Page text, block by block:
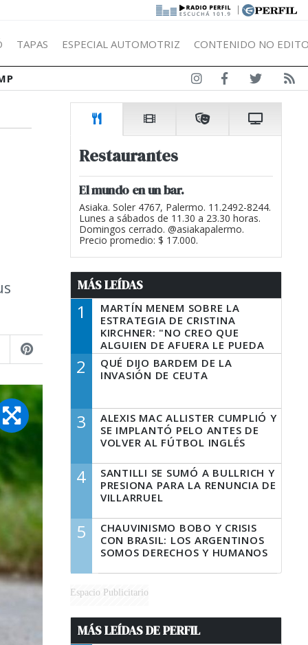
|
TAPAS ESPECIAL AUTOMOTRIZ CONTENIDO NO
Restaurantes
El mundo en un bar.
Asiaka. Soler 4767, Palermo. 11.2492-8244.
Lunes a sábados de 11.30 a 23.30 horas.
Domingos cerrado. @asiakapalermo.
Precio promedio: $ 17.000.
MÁS LEÍDAS
1
MARTÍN MENEM SOBRE LA
ESTRATEGIA DE CRISTINA
KIRCHNER: "NO CREO QUE
ALGUIEN DE AFUERA LE PUEDA
DECIR A LA JUSTICIA LO QUE
TIENE QUE HACER"
2
QUÉ DIJO BARDEM DE LA
INVASIÓN DE CEUTA
3
ALEXIS MAC ALLISTER CUMPLIÓ Y
SE IMPLANTÓ PELO ANTES DE
VOLVER AL FÚTBOL INGLÉS
4
SANTILLI SE SUMÓ A BULLRICH Y
PRESIONA PARA LA RENUNCIA DE
VILLARRUEL
5
CHAUVINISMO BOBO Y CRISIS
CON BRASIL: LOS ARGENTINOS
SOMOS DERECHOS Y HUMANOS
Espacio Publicitario
MÁS LEÍDAS DE PERFIL